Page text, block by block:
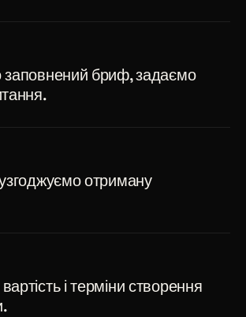
бриф, задаємо
отриману
і терміни створення